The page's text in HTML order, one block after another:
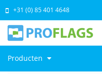
Producten
+31 (0) 85 401 4648